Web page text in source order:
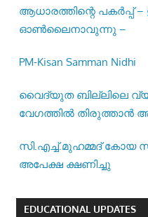
ആധാരത്തിന്റെ പകർപ്പ്
ഓൺലൈനാവുന്നു –
PM-Kisan Samman Nidhi
വൈദ്യുത ബില്ലിലെ
വേഗത്തിൽ തിരുത്താൻ
സി.എച്ച്.മുഹമ്മദ് കോയ
അപേക്ഷ ക്ഷണിച്ചു
EDUCATIONAL UPDATES